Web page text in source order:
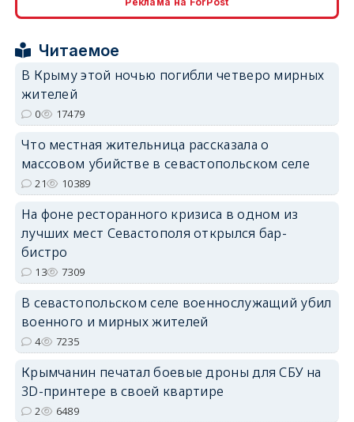
erid: 2SDnjdvhGXG
Читаемое
В Крыму этой ночью погибли четверо мирных
жителей
0 17479
Что местная жительница рассказала о
массовом убийстве в севастопольском селе
21 10389
На фоне ресторанного кризиса в одном из
лучших мест Севастополя открылся бар-
бистро
13 7309
В севастопольском селе военнослужащий убил
военного и мирных жителей
4 7235
Крымчанин печатал боевые дроны для СБУ на
3D-принтере в своей квартире
2 6489